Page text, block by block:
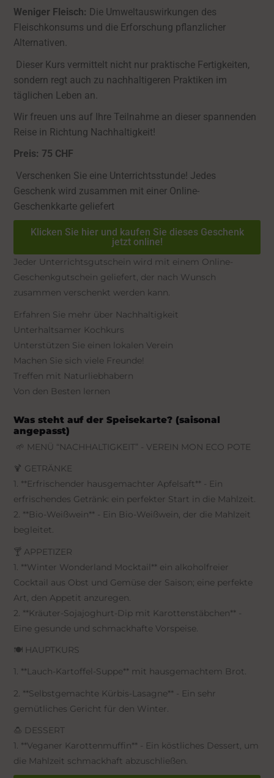
Weniger Fleisch: Die Umweltauswirkungen des
Fleischkonsums und die Erforschung pflanzlicher
Alternativen.
Dieser Kurs vermittelt nicht nur praktische Fertigkeiten,
sondern regt auch zu nachhaltigeren Praktiken im
täglichen Leben an.
Wir freuen uns auf Ihre Teilnahme an dieser spannenden
Reise in Richtung Nachhaltigkeit!
Preis: 75 CHF
Verschenken Sie eine Unterrichtsstunde! Jedes
Geschenk wird zusammen mit einer Online-
Geschenkkarte geliefert
Klicken Sie hier und kaufen Sie dieses Geschenk
jetzt online!
Jeder Unterrichtsgutschein wird mit einem Online-
Geschenkgutschein geliefert, der nach Wunsch
zusammen verschenkt werden kann.
Erfahren Sie mehr über Nachhaltigkeit
Unterhaltsamer Kochkurs
Unterstützen Sie einen lokalen Verein
Machen Sie sich viele Freunde!
Treffen mit Naturliebhabern
Von den Besten lernen
Was steht auf der Speisekarte? (saisonal
angepasst)
🌱 MENÜ “NACHHALTIGKEIT” - VEREIN MON ECO POTE
🍹 GETRÄNKE
1. **Erfrischender hausgemachter Apfelsaft** - Ein
erfrischendes Getränk: ein perfekter Start in die Mahlzeit.
2. **Bio-Weißwein** - Ein Bio-Weißwein, der die Mahlzeit
begleitet.
🍸 APPETIZER
1. **Winter Wonderland Mocktail** ein alkoholfreier
Cocktail aus Obst und Gemüse der Saison; eine perfekte
Art, den Appetit anzuregen.
2. **Kräuter-Sojajoghurt-Dip mit Karottenstäbchen** -
Eine gesunde und schmackhafte Vorspeise.
🍽️ HAUPTKURS
1. **Lauch-Kartoffel-Suppe** mit hausgemachtem Brot.
2. **Selbstgemachte Kürbis-Lasagne** - Ein sehr
gemütliches Gericht für den Winter.
🍮 DESSERT
1. **Veganer Karottenmuffin** - Ein köstliches Dessert, um
die Mahlzeit schmackhaft abzuschließen.